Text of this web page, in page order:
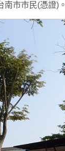
市市民(憑證)。